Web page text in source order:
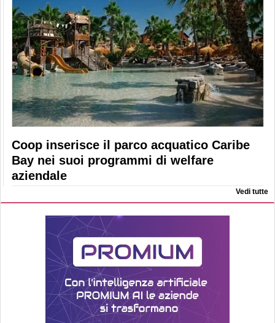
Coop inserisce il parco acquatico Caribe
Bay nei suoi programmi di welfare
aziendale
Vedi tutte